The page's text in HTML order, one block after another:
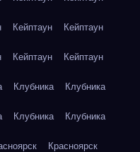
Кейптаун Кейптаун
Кейптаун Кейптаун
Клубника Клубника
Клубника Клубника
Красноярск